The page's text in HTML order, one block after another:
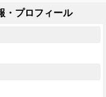
・プロフィール